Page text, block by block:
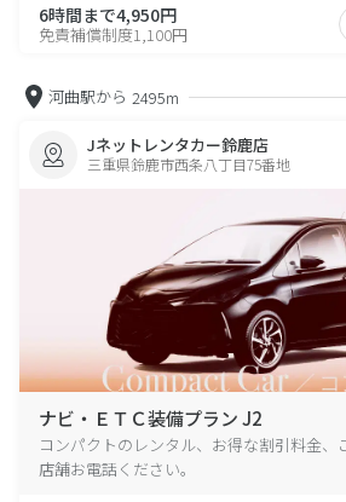
6時間まで4,950円
免責補償制度1,100円
河曲駅から 2495m
Jネットレンタカー鈴鹿店
三重県鈴鹿市西条八丁目75番地
ナビ・ＥＴＣ装備プラン J2
コンパクトのレンタル、お得な割引料金、
店舗お電話ください。